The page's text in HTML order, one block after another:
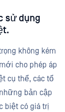
sử dụng
không kém
cho phép áp
cụ thể, các tổ
bản cập
biệt có giá trị